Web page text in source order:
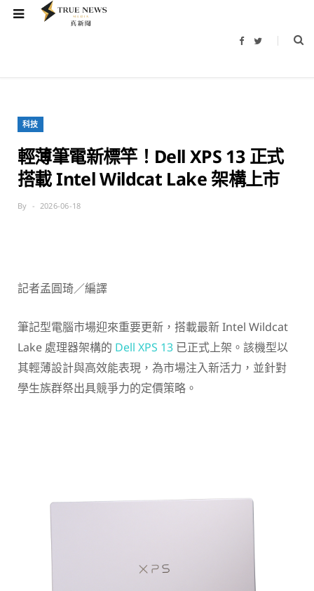
F
b
T
t
科技
輕薄筆電新標竿！Dell XPS 13 正式
搭載 Intel Wildcat Lake 架構上市
By 2026-06-18
記者孟圓琦／編譯
筆記型電腦市場迎來重要更新，搭載最新 Intel Wildcat
Lake 處理器架構的 Dell XPS 13 已正式上架。該機型以
其輕薄設計與高效能表現，為市場注入新活力，並針對
學生族群祭出具競爭力的定價策略。